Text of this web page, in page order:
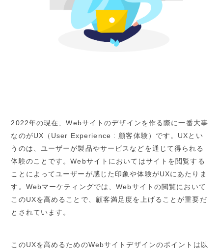
2022年の現在、Webサイトのデザインを作る際に一番大事
なのがUX（User Experience : 顧客体験）です。UXとい
うのは、ユーザーが製品やサービスなどを通じて得られる
体験のことです。Webサイトにおいてはサイトを閲覧する
ことによってユーザーが感じた印象や体験がUXにあたりま
す。Webマーケティングでは、Webサイトの閲覧において
このUXを高めることで、顧客満足度を上げることが重要だ
とされています。
このUXを高めるためのWebサイトデザインのポイントは以